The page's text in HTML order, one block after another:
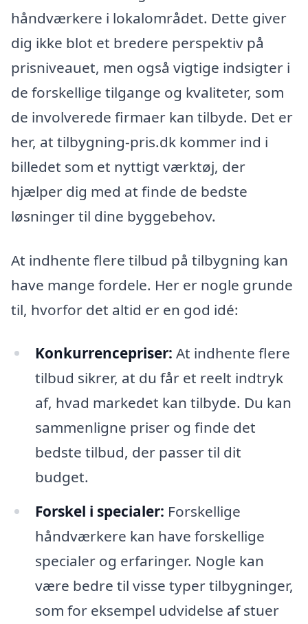
håndværkere i lokalområdet. Dette giver
dig ikke blot et bredere perspektiv på
prisniveauet, men også vigtige indsigter i
de forskellige tilgange og kvaliteter, som
de involverede firmaer kan tilbyde. Det er
her, at tilbygning-pris.dk kommer ind i
billedet som et nyttigt værktøj, der
hjælper dig med at finde de bedste
løsninger til dine byggebehov.
At indhente flere tilbud på tilbygning kan
have mange fordele. Her er nogle grunde
til, hvorfor det altid er en god idé:
Konkurrencepriser: At indhente flere
tilbud sikrer, at du får et reelt indtryk
af, hvad markedet kan tilbyde. Du kan
sammenligne priser og finde det
bedste tilbud, der passer til dit
budget.
Forskel i specialer: Forskellige
håndværkere kan have forskellige
specialer og erfaringer. Nogle kan
være bedre til visse typer tilbygninger,
som for eksempel udvidelse af stuer